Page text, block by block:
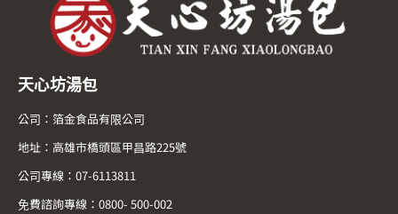
天心坊湯包
公司：箔金食品有限公司
地址：高雄市橋頭區甲昌路225號
公司專線：07-6113811
免費諮詢專線：0800- 500-002